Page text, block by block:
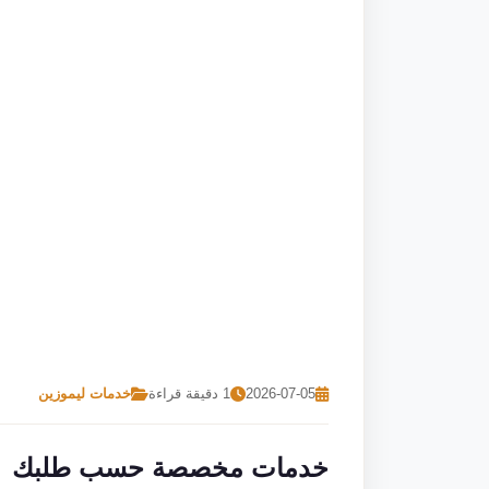
2026-07-05 1 دقيقة قراءة خدمات ليموزين
خدمات مخصصة حسب طلبك